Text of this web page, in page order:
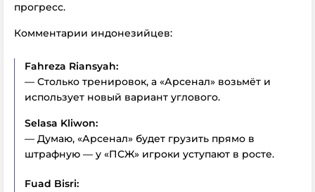
прогресс.
Комментарии индонезийцев:
Fahreza Riansyah:
— Столько тренировок, а «Арсенал» возьмёт и
использует новый вариант углового.
Selasa Kliwon:
— Думаю, «Арсенал» будет грузить прямо в
штрафную — у «ПСЖ» игроки уступают в росте.
Fuad Bisri: